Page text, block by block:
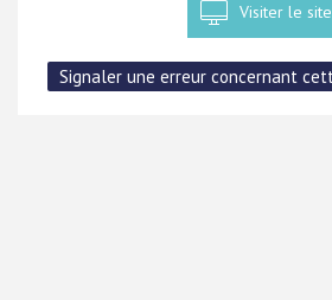
Visiter le site